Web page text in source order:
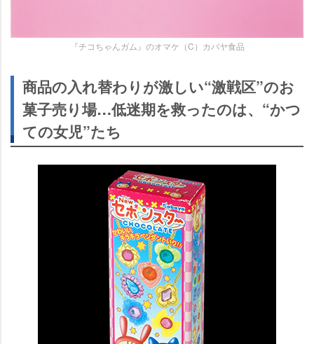
『チコちゃんガム』のオマケ（C）カバヤ食品
商品の入れ替わりが激しい“激戦区”のお
菓子売り場…低迷期を救ったのは、“かつ
ての女児”たち